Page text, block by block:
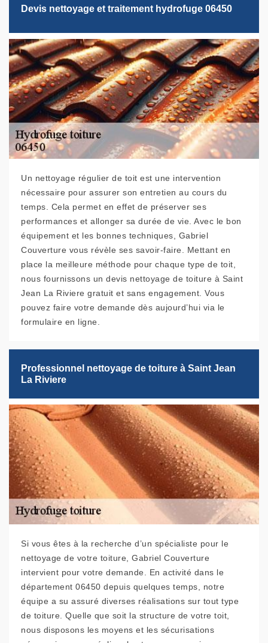
Devis nettoyage et traitement hydrofuge 06450
Un nettoyage régulier de toit est une intervention
nécessaire pour assurer son entretien au cours du
temps. Cela permet en effet de préserver ses
performances et allonger sa durée de vie. Avec le bon
équipement et les bonnes techniques, Gabriel
Couverture vous révèle ses savoir-faire. Mettant en
place la meilleure méthode pour chaque type de toit,
nous fournissons un devis nettoyage de toiture à Saint
Jean La Riviere gratuit et sans engagement. Vous
pouvez faire votre demande dès aujourd’hui via le
formulaire en ligne.
Professionnel nettoyage de toiture à Saint Jean
La Riviere
Si vous êtes à la recherche d’un spécialiste pour le
nettoyage de votre toiture, Gabriel Couverture
intervient pour votre demande. En activité dans le
département 06450 depuis quelques temps, notre
équipe a su assuré diverses réalisations sur tout type
de toiture. Quelle que soit la structure de votre toit,
nous disposons les moyens et les sécurisations